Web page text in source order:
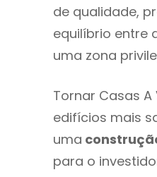
de qualidade,
equilíbrio entre
uma zona
Tornar Casas
edifícios mais
uma
para o